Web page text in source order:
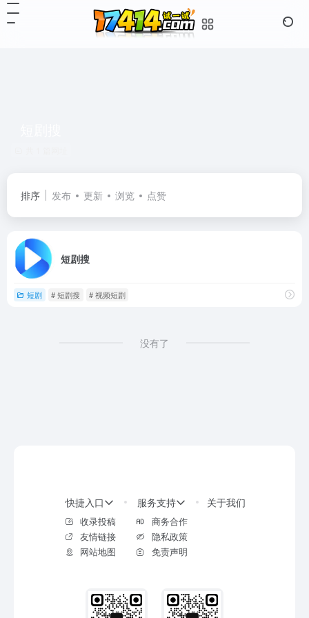
排序 发布 更新 浏览 点赞
短剧搜
短剧 # 短剧搜 # 视频短剧
没有了
快捷入口
收录投稿
友情链接
网站地图
服务支持
商务合作
隐私政策
免责声明
关于我们